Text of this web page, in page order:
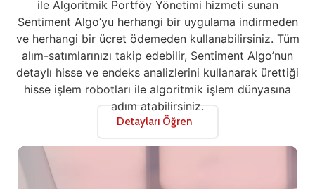
ile Algoritmik Portföy Yönetimi hizmeti sunan
Sentiment Algo’yu herhangi bir uygulama indirmeden
ve herhangi bir ücret ödemeden kullanabilirsiniz. Tüm
alım-satımlarınızı takip edebilir, Sentiment Algo’nun
detaylı hisse ve endeks analizlerini kullanarak ürettiği
hisse işlem robotları ile algoritmik işlem dünyasına
adım atabilirsiniz.
Detayları Öğren